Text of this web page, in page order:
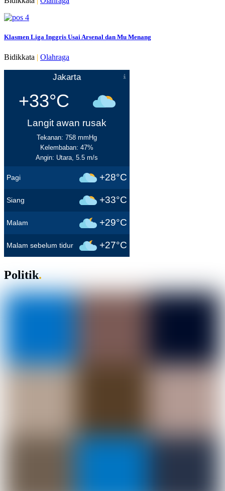
Klasmen Liga Inggris Usai Arsenal dan Mu Menang
Bidikkata | Olahraga
Jakarta
+33°C
Langit awan rusak
Tekanan: 758 mmHg
Kelembaban: 47%
Angin: Utara, 5.5 m/s
Pagi +28°C
Siang +33°C
Malam +29°C
Malam sebelum tidur +27°C
Politik.